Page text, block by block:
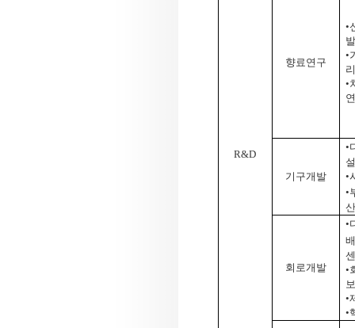
R&D
향료연구
•
발
•
리
•
기구개발
•
•
•
회로개발
•
•
보
•
•